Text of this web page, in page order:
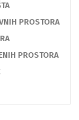
PROSTORA
PROSTORA